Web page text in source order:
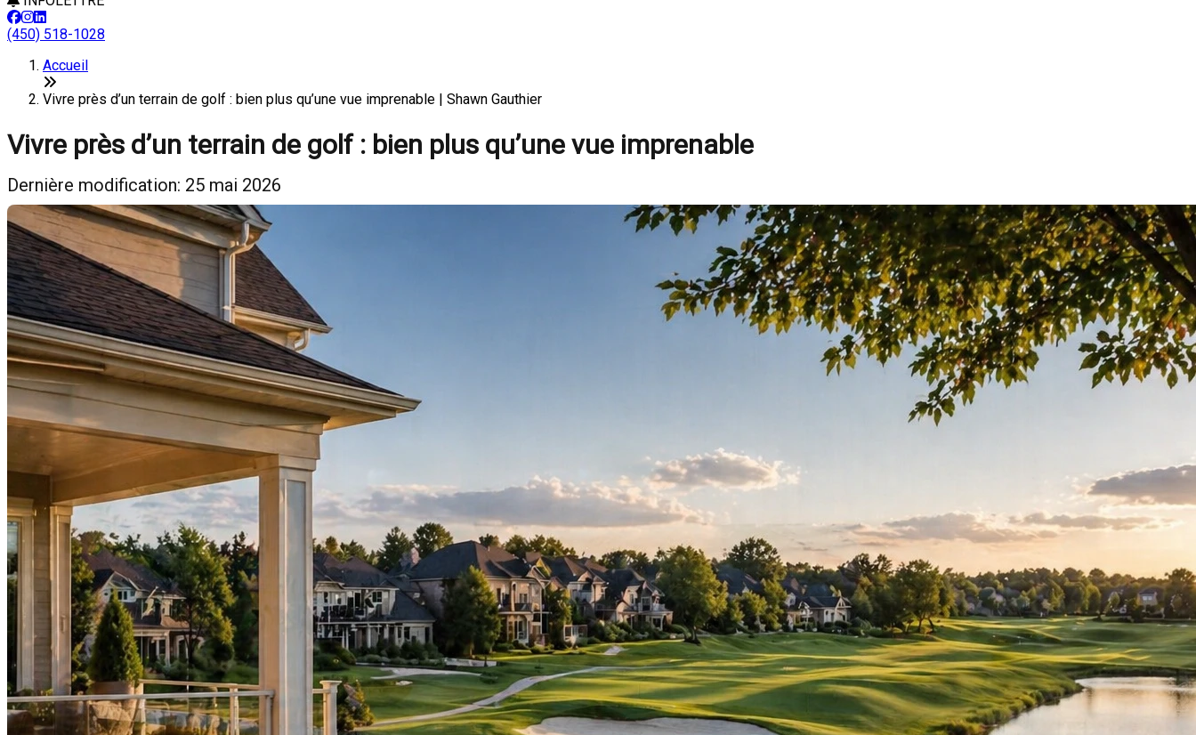
(450) 518-1028
Accueil
Vivre près d’un terrain de golf : bien plus qu’une vue imprenable | Shawn Gauthier
Vivre près d’un terrain de golf : bien plus qu’une vue imprenable
Dernière modification: 25 mai 2026